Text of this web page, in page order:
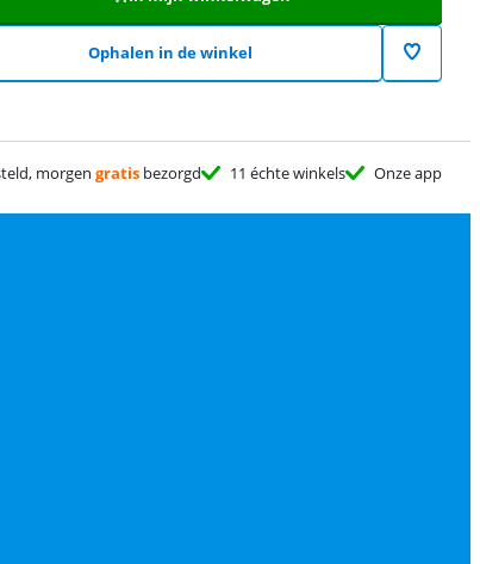
Ophalen in de winkel
morgen gratis bezorgd 11 échte winkels Onze app